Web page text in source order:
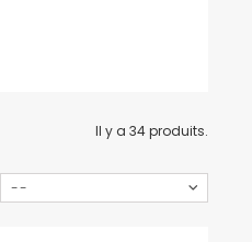
Il y a 34 produits.
--